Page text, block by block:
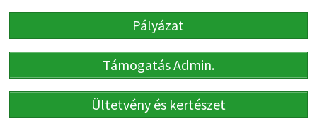
Pályázat
Támogatás Admin.
Ültetvény és kertészet